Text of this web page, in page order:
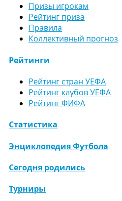
Призы игрокам
Рейтинг приза
Правила
Коллективный прогноз
Рейтинги
Рейтинг стран УЕФА
Рейтинг клубов УЕФА
Рейтинг ФИФА
Статистика
Энциклопедия Футбола
Сегодня родились
Турниры